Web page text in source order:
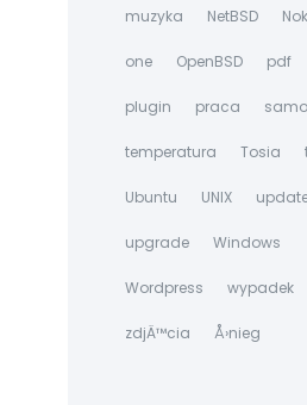
muzyka NetBSD
one OpenBSD pdf
plugin praca
temperatura Tosia
Ubuntu UNIX
upgrade Windows
Wordpress wypadek
zdjÄ™cia Å›nieg